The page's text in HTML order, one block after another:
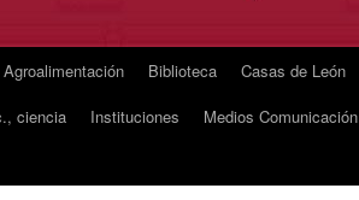
Agroalimentación Biblioteca Casas de León
ciencia Instituciones Medios Comunicación